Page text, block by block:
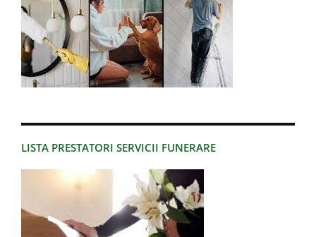
LISTA PRESTATORI SERVICII FUNERARE